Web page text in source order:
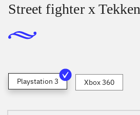
Street fighter x Tekken
Playstation 3 Xbox 360